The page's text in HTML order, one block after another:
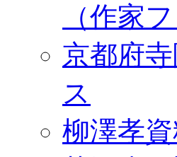
（作家
京都府
ス
柳澤孝